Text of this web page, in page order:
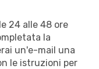
24 alle 48 ore
la
un'e-mail una
le istruzioni per